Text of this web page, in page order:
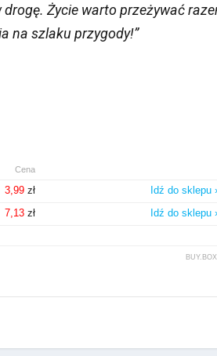
Życie warto przeżywać
na szlaku przygody!”
Cena
3,99zł
Idź do sklepu
7,13zł Idź do sklepu
BUY.BOX